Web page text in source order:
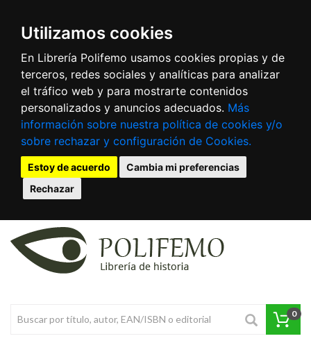
Utilizamos cookies
En Librería Polifemo usamos cookies propias y de
terceros, redes sociales y analíticas para analizar
el tráfico web y para mostrarte contenidos
personalizados y anuncios adecuados. Más
información sobre nuestra política de cookies y/o
sobre rechazar y configuración de Cookies.
Estoy de acuerdo
Cambia mi preferencias
Rechazar
0